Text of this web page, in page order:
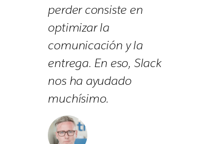
perder consiste en
optimizar la
comunicación y la
entrega. En eso, Slack
nos ha ayudado
muchísimo.